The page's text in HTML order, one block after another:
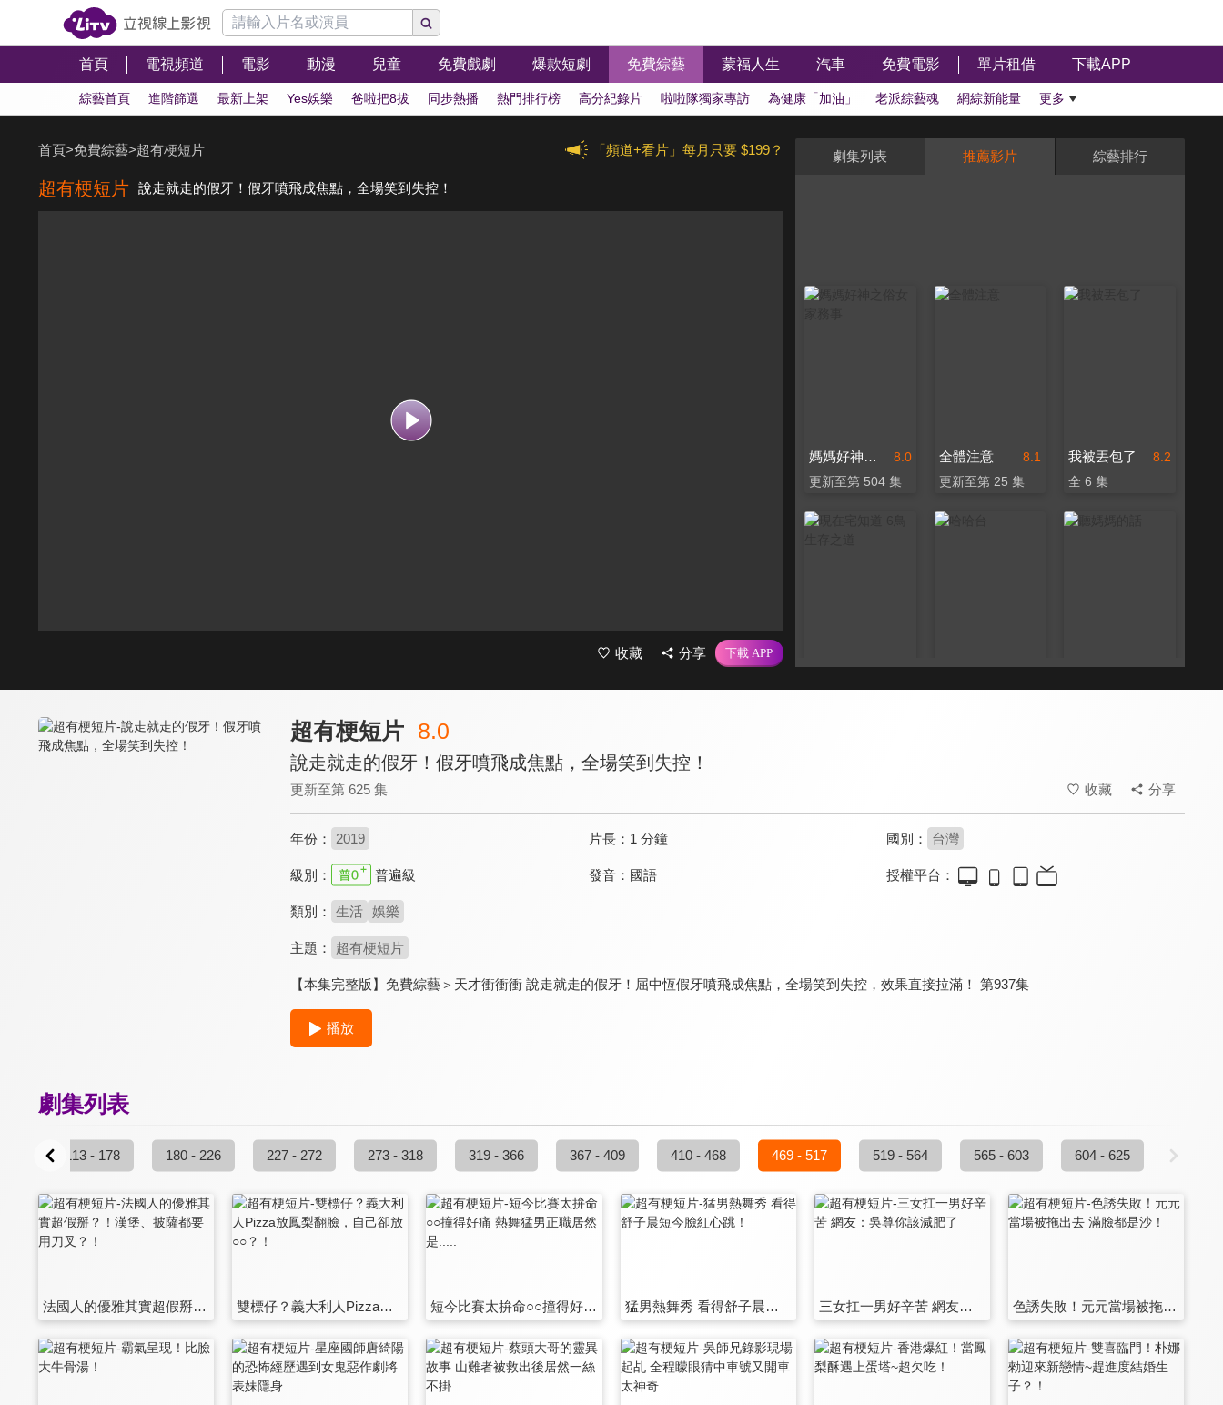
首頁 電視頻道 電影 動漫 兒童 免費戲劇 爆款短劇 免費綜藝 蒙福人生 汽車 免費電影 單片租借 下載APP
綜藝首頁 進階篩選 最新上架 Yes娛樂 爸啦把8拔 同步熱播 熱門排行榜 高分紀錄片 啦啦隊獨家專訪 為健康「加油」 老派綜藝魂 網綜新能量 更多
「頻道+看片」每月只要 $199？
首頁>免費綜藝>超有梗短片
超有梗短片 說走就走的假牙！假牙噴飛成焦點，全場笑到失控！
收藏 分享
劇集列表 推薦影片 綜藝排行
8.0
媽媽好神之俗女家務事
更新至第 504 集
8.1
全體注意
更新至第 25 集
8.2
我被丟包了
全 6 集
更新至第 46 集 更新至第 170 集 更新至第 27 集
超有梗短片 8.0
說走就走的假牙！假牙噴飛成焦點，全場笑到失控！
更新至第 625 集 收藏 分享
年份： 2019 片長： 1 分鐘 國別： 台灣
級別： 普遍級 發音： 國語 授權平台：
類別： 生活 娛樂
主題： 超有梗短片
【本集完整版】免費綜藝＞天才衝衝衝 說走就走的假牙！屈中恆假牙噴飛成焦點，全場笑到失控，效果直接拉滿！ 第937集
播放
劇集列表
113 - 178 180 - 226 227 - 272 273 - 318 319 - 366 367 - 409 410 - 468 469 - 517 519 - 564 565 - 603 604 - 625
法國人的優雅其實超假掰？！漢堡、披薩都要用刀叉？！ 雙標仔？義大利人Pizza放鳳梨翻臉，自己卻放○○？！ 短今比賽太拚命○○撞得好痛 熱舞猛男正職居然是..... 猛男熱舞秀 看得舒子晨短今臉紅心跳！ 三女扛一男好辛苦 網友：吳尊你該減肥了 色誘失敗！元元當場被拖出去 滿臉都是沙！